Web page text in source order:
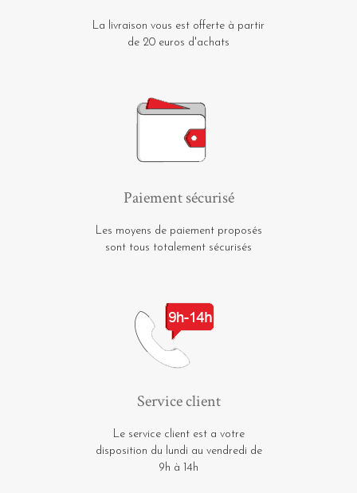
La livraison vous est offerte à partir
de 20 euros d'achats
Paiement sécurisé
Les moyens de paiement proposés
sont tous totalement sécurisés
Service client
Le service client est a votre
disposition du lundi au vendredi de
9h à 14h